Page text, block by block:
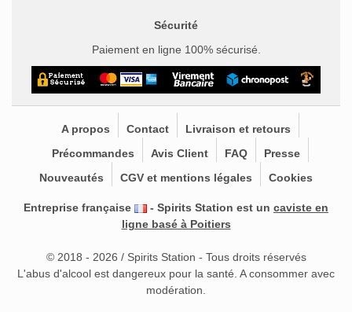
Sécurité
Paiement en ligne 100% sécurisé.
A propos Contact
Livraison et retours
Précommandes
Avis Client FAQ
Presse
Nouveautés
CGV et mentions légales Cookies
Entreprise française - Spirits Station est un caviste en
ligne basé à Poitiers
© 2018 - 2026 / Spirits Station - Tous droits réservés
L'abus d'alcool est dangereux pour la santé. A consommer avec
modération.